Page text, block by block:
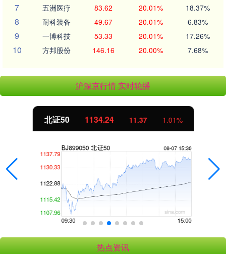
7 五洲医疗 83.62 20.01% 18.37%
8 耐科装备 49.67 20.01% 6.83%
9 一博科技 53.33 20.01% 17.26%
10 方邦股份 146.16 20.00% 7.68%
沪深京行情 实时轮播
北证50 1134.24 11.37 1.01%
热点资讯